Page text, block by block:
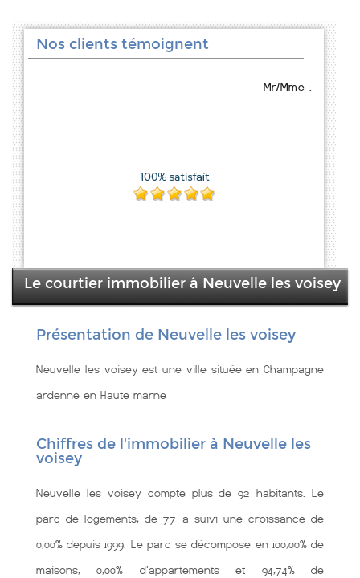
Nos clients témoignent
Mr/Mme .
Le courtier immobilier à Neuvelle les voisey
Présentation de Neuvelle les voisey
Neuvelle les voisey est une ville située en Champagne
ardenne en Haute marne
Chiffres de l'immobilier à Neuvelle les
voisey
Neuvelle les voisey compte plus de 92 habitants. Le
parc de logements, de 77 a suivi une croissance de
0,00% depuis 1999. Le parc se décompose en 100,00% de
maisons, 0,00% d'appartements et 94,74% de